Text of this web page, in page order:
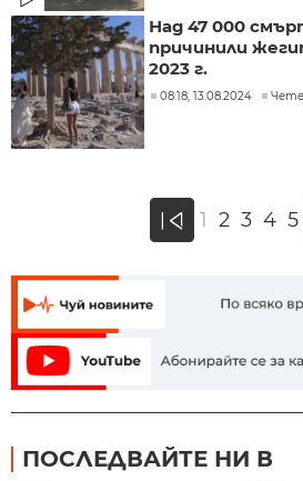
Над 47 000
причинили
2023 г.
08:18, 13.08.2024 Чете
« 1 2 3 4 5
ПОСЛЕДВАЙТЕ НИ В